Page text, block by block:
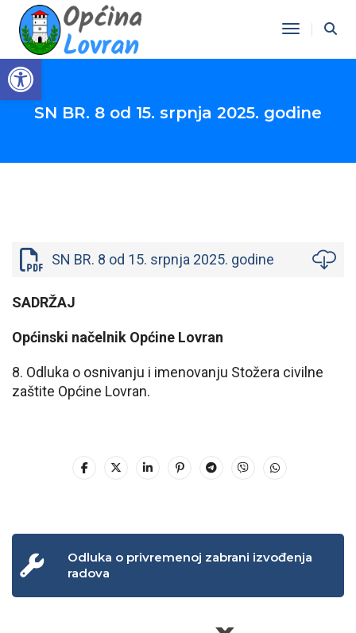
Open toolbar
Toggle
SN BR. 8 od 15. srpnja 2025. godine
SN BR. 8 od 15. srpnja 2025. godine
SADRŽAJ
Općinski načelnik Općine Lovran
8. Odluka o osnivanju i imenovanju Stožera civilne
zaštite Općine Lovran.
Odluka o privremenoj zabrani izvođenja
radova